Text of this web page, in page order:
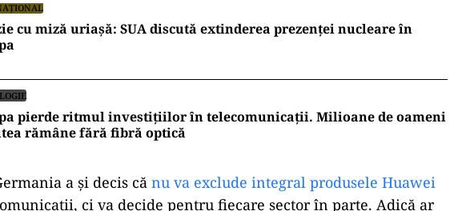
cu miză uriașă: SUA discută extinderea prezenței nucleare în
pierde ritmul investițiilor în telecomunicații. Milioane de oameni
rămâne fără fibră optică
a și decis că nu va exclude integral produsele Huawei
ci va decide pentru fiecare sector în parte. Adică ar